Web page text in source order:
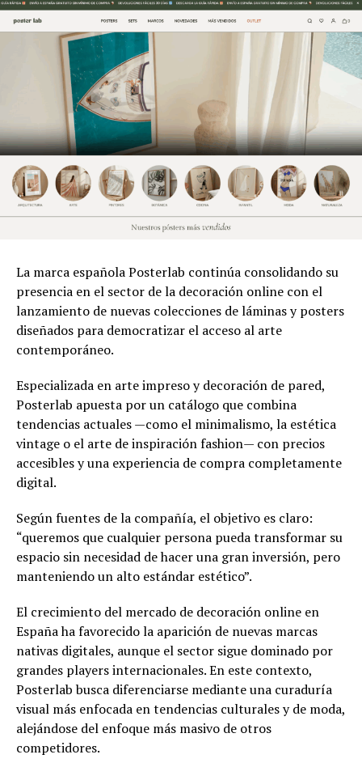
La marca española Posterlab continúa consolidando su
presencia en el sector de la decoración online con el
lanzamiento de nuevas colecciones de láminas y posters
diseñados para democratizar el acceso al arte
contemporáneo.
Especializada en arte impreso y decoración de pared,
Posterlab apuesta por un catálogo que combina
tendencias actuales —como el minimalismo, la estética
vintage o el arte de inspiración fashion— con precios
accesibles y una experiencia de compra completamente
digital.
Según fuentes de la compañía, el objetivo es claro:
“queremos que cualquier persona pueda transformar su
espacio sin necesidad de hacer una gran inversión, pero
manteniendo un alto estándar estético”.
El crecimiento del mercado de decoración online en
España ha favorecido la aparición de nuevas marcas
nativas digitales, aunque el sector sigue dominado por
grandes players internacionales. En este contexto,
Posterlab busca diferenciarse mediante una curaduría
visual más enfocada en tendencias culturales y de moda,
alejándose del enfoque más masivo de otros
competidores.